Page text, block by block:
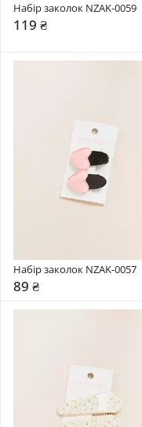
Набір заколок NZAK-0059
119 ₴
Набір заколок NZAK-0057
89 ₴